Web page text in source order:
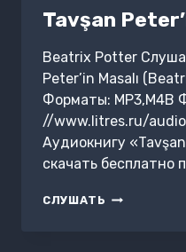
Tavşan
Beatrix Potter
Peter’in Masalı
Форматы: MP3,M4B
//www.litres.ru/
Аудиокнигу
скачать бесплатно
СЛУШАТЬ TAVŞAN